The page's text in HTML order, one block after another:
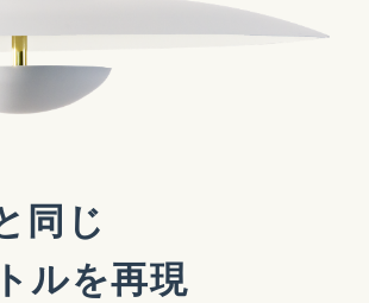
同じ
ルを再現